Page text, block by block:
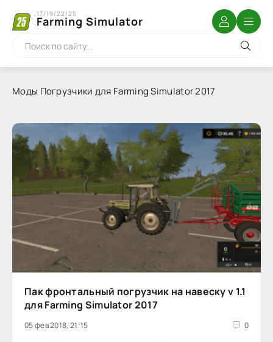
Farming Simulator
17/19/22/25
Моды Погрузчики для Farming Simulator 2017
Пак фронтальный погрузчик на навеску v 1.1
для Farming Simulator 2017
05 фев 2018, 21:15 0